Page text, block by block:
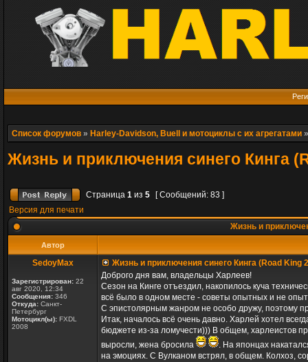
Список форумов » Harley-Davidson, Buell и мотоциклы с их агрегатами
Жизнь и приключения синего Кинга
Страница 1 из 5
[ Сообщений: 83 ]
Версия для печати
Жизнь и
Автор
SedoyMax
Зарегистрирован: 22
авг 2020, 12:34
Сообщения: 346
Откуда: Санкт-
Петербург
Мотоцикл(ы): FXDL
2008
Жизнь и приключения синего Кинга (Road King
Доброго дня вам, владельцы Харлеев!
Сезон на Кинге отъездил, накопилось куча
всё было в одном месте - советы опытных и не
С эпистолярным жанром не особо дружу, поэтому
Итак, началось всё очень давно. Харлей хотел
бюджете из-за ломучести))) В общем, харлеистов
выросли, жена бросила
. На японцах
на эмоциях. С Вулканом встрял, в общем. Колхоз,